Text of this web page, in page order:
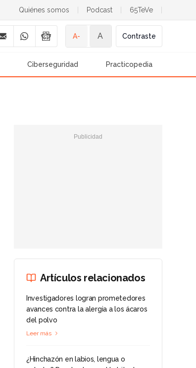
Quiénes somos Podcast 65TeVe
A- A Contraste
Ciberseguridad Practicopedia
Artículos relacionados
Investigadores logran prometedores
avances contra la alergia a los ácaros
del polvo
Leer más
¿Hinchazón en labios, lengua o